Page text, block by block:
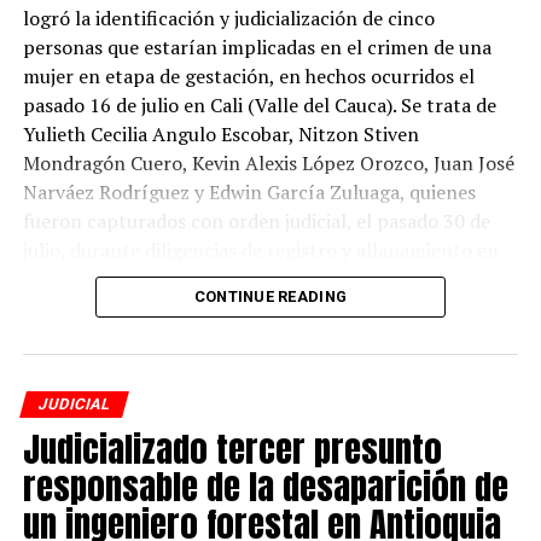
El procesado no aceptó los cargos y, por disposición
judicial, le fue impuesta medida de aseguramiento
privativa de la libertad en establecimiento carcelario.
ADVERTISEMENT
logró la identificación y judicialización de cinco
personas que estarían implicadas en el crimen de una
mujer en etapa de gestación, en hechos ocurridos el
pasado 16 de julio en Cali (Valle del Cauca). Se trata de
Yulieth Cecilia Angulo Escobar, Nitzon Stiven
Mondragón Cuero, Kevin Alexis López Orozco, Juan José
Narváez Rodríguez y Edwin García Zuluaga, quienes
fueron capturados con orden judicial, el pasado 30 de
Valle del Cauca.
que se encontraba en estado de gestación, la Fiscalía
activó el Mecanismo de Búsqueda Urgente (MBU) y
Alerta Rosa por el delito de desaparición forzada.
Posteriormente, el 20 de julio, el Cuerpo Técnico de
Investigación (CTI) encontró el cuerpo de la mujer sin
vida en el corregimiento La Buitrera. Sin embargo, la
CONTINUE READING
JUDICIAL
Judicializado tercer presunto
responsable de la desaparición de
un ingeniero forestal en Antioquia